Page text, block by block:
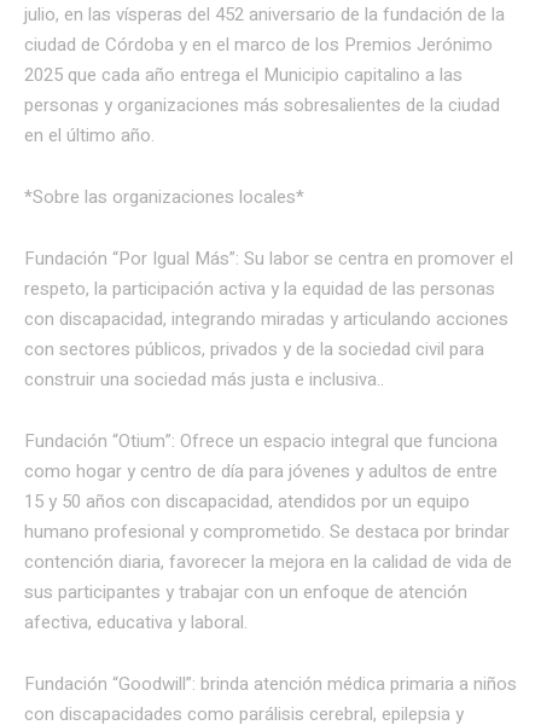
julio, en las vísperas del 452 aniversario de la fundación de la
ciudad de Córdoba y en el marco de los Premios Jerónimo
2025 que cada año entrega el Municipio capitalino a las
personas y organizaciones más sobresalientes de la ciudad
en el último año.
*Sobre las organizaciones locales*
Fundación “Por Igual Más”: Su labor se centra en promover el
respeto, la participación activa y la equidad de las personas
con discapacidad, integrando miradas y articulando acciones
con sectores públicos, privados y de la sociedad civil para
construir una sociedad más justa e inclusiva..
Fundación “Otium”: Ofrece un espacio integral que funciona
como hogar y centro de día para jóvenes y adultos de entre
15 y 50 años con discapacidad, atendidos por un equipo
humano profesional y comprometido. Se destaca por brindar
contención diaria, favorecer la mejora en la calidad de vida de
sus participantes y trabajar con un enfoque de atención
afectiva, educativa y laboral.
Fundación “Goodwill”: brinda atención médica primaria a niños
con discapacidades como parálisis cerebral, epilepsia y